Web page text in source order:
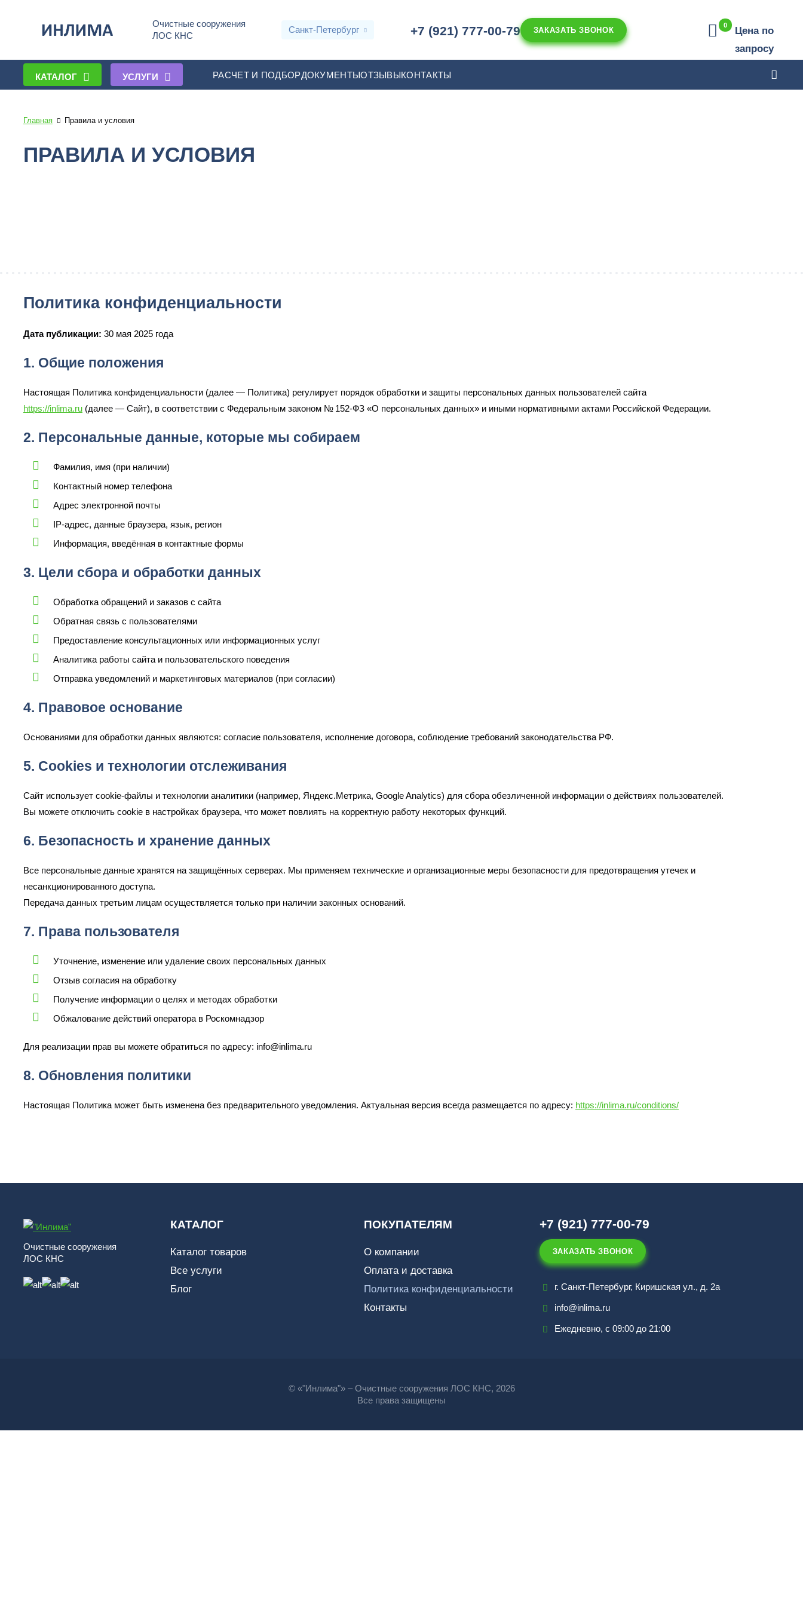
Очистные сооружения
ЛОС КНС
Санкт-Петербург +7 (921) 777-00-79 ЗАКАЗАТЬ ЗВОНОК
0
Цена по
запросу
КАТАЛОГ УСЛУГИ РАСЧЕТ И ПОДБОРДОКУМЕНТЫОТЗЫВЫКОНТАКТЫ
Главная Правила и условия
ПРАВИЛА И УСЛОВИЯ
Политика конфиденциальности
Дата публикации: 30 мая 2025 года
1. Общие положения
Настоящая Политика конфиденциальности (далее — Политика) регулирует порядок обработки и защиты персональных данных пользователей сайта
https://inlima.ru (далее — Сайт), в соответствии с Федеральным законом № 152-ФЗ «О персональных данных» и иными нормативными актами Российской Федерации.
2. Персональные данные, которые мы собираем
Фамилия, имя (при наличии)
Контактный номер телефона
Адрес электронной почты
IP-адрес, данные браузера, язык, регион
Информация, введённая в контактные формы
3. Цели сбора и обработки данных
Обработка обращений и заказов с сайта
Обратная связь с пользователями
Предоставление консультационных или информационных услуг
Аналитика работы сайта и пользовательского поведения
Отправка уведомлений и маркетинговых материалов (при согласии)
4. Правовое основание
Основаниями для обработки данных являются: согласие пользователя, исполнение договора, соблюдение требований законодательства РФ.
5. Cookies и технологии отслеживания
Сайт использует cookie-файлы и технологии аналитики (например, Яндекс.Метрика, Google Analytics) для сбора обезличенной информации о действиях пользователей.
Вы можете отключить cookie в настройках браузера, что может повлиять на корректную работу некоторых функций.
6. Безопасность и хранение данных
Все персональные данные хранятся на защищённых серверах. Мы применяем технические и организационные меры безопасности для предотвращения утечек и
несанкционированного доступа.
Передача данных третьим лицам осуществляется только при наличии законных оснований.
7. Права пользователя
Уточнение, изменение или удаление своих персональных данных
Отзыв согласия на обработку
Получение информации о целях и методах обработки
Обжалование действий оператора в Роскомнадзор
Для реализации прав вы можете обратиться по адресу: info@inlima.ru
8. Обновления политики
Настоящая Политика может быть изменена без предварительного уведомления. Актуальная версия всегда размещается по адресу: https://inlima.ru/conditions/
Очистные сооружения
ЛОС КНС
КАТАЛОГ
Каталог товаров
Все услуги
Блог
ПОКУПАТЕЛЯМ
О компании
Оплата и доставка
Политика конфиденциальности
Контакты
+7 (921) 777-00-79
ЗАКАЗАТЬ ЗВОНОК
г. Санкт-Петербург, Киришская ул., д. 2а
info@inlima.ru
Ежедневно, с 09:00 до 21:00
© «"Инлима"» – Очистные сооружения ЛОС КНС, 2026
Все права защищены